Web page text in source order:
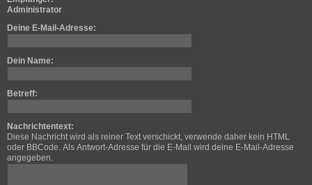
Administrator
Deine E-Mail-Adresse:
Dein Name:
Betreff:
Nachrichtentext:
Diese Nachricht wird als reiner Text verschickt, verwende daher kein HTML
oder BBCode. Als Antwort-Adresse für die E-Mail wird deine E-Mail-Adresse
angegeben.